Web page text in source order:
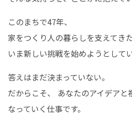
このまちで47年、
家をつくり人の暮らしを支えてき
いま新しい挑戦を始めようとして
答えはまだ決まっていない。
だからこそ、 あなたのアイデアと
なっていく仕事です。